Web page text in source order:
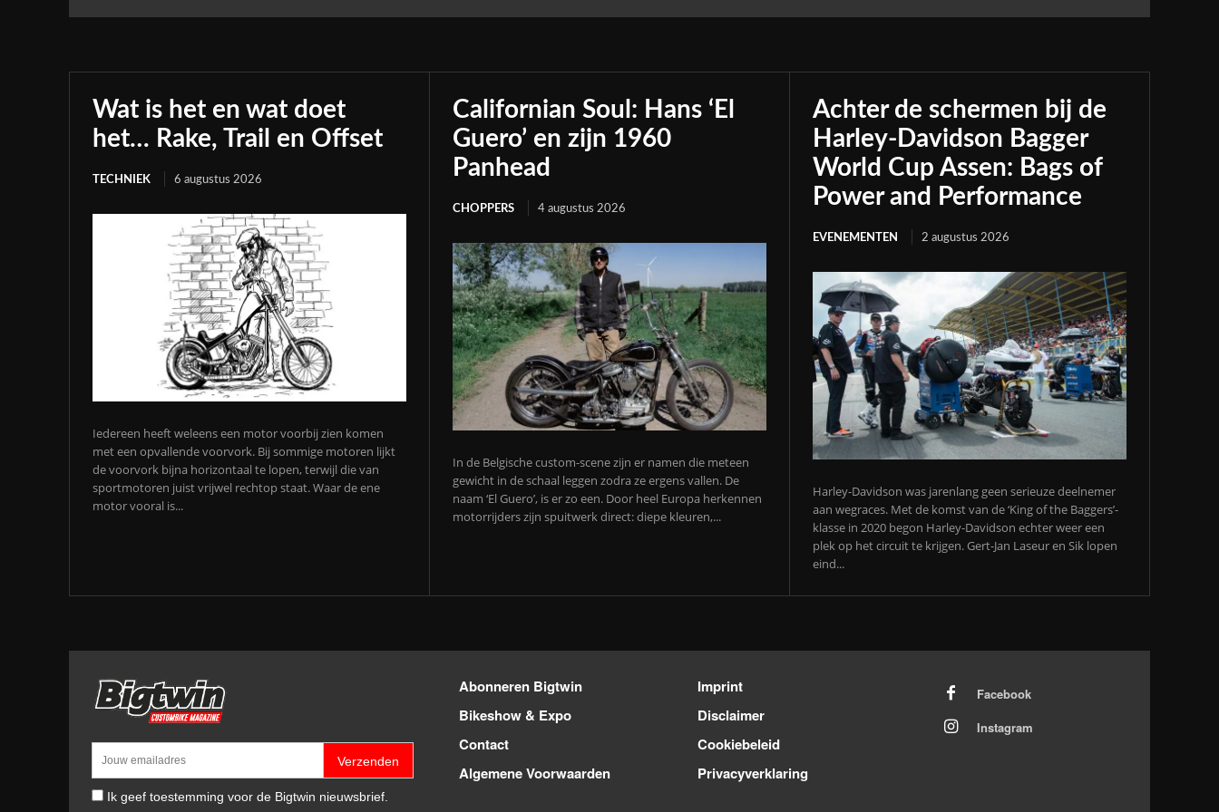
Wat is het en wat doet
het… Rake, Trail en Offset
TECHNIEK 6 augustus 2026
Iedereen heeft weleens een motor voorbij zien komen
met een opvallende voorvork. Bij sommige motoren lijkt
de voorvork bijna horizontaal te lopen, terwijl die van
sportmotoren juist vrijwel rechtop staat. Waar de ene
motor vooral is...
Californian Soul: Hans ‘El
Guero’ en zijn 1960
Panhead
CHOPPERS 4 augustus 2026
In de Belgische custom-scene zijn er namen die meteen
gewicht in de schaal leggen zodra ze ergens vallen. De
naam ‘El Guero’, is er zo een. Door heel Europa herkennen
motorrijders zijn spuitwerk direct: diepe kleuren,...
Achter de schermen bij de
Harley-Davidson Bagger
World Cup Assen: Bags of
Power and Performance
EVENEMENTEN 2 augustus 2026
Harley-Davidson was jarenlang geen serieuze deelnemer
aan wegraces. Met de komst van de ‘King of the Baggers’-
klasse in 2020 begon Harley-Davidson echter weer een
plek op het circuit te krijgen. Gert-Jan Laseur en Sik lopen
eind...
Verzenden
Ik geef toestemming voor de Bigtwin nieuwsbrief.
Abonneren Bigtwin
Bikeshow & Expo
Contact
Algemene Voorwaarden
Imprint
Disclaimer
Cookiebeleid
Privacyverklaring
Facebook
Instagram